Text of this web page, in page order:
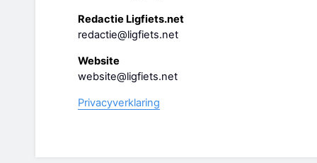
Redactie Ligfiets.net
redactie@ligfiets.net
Website
website@ligfiets.net
Privacyverklaring